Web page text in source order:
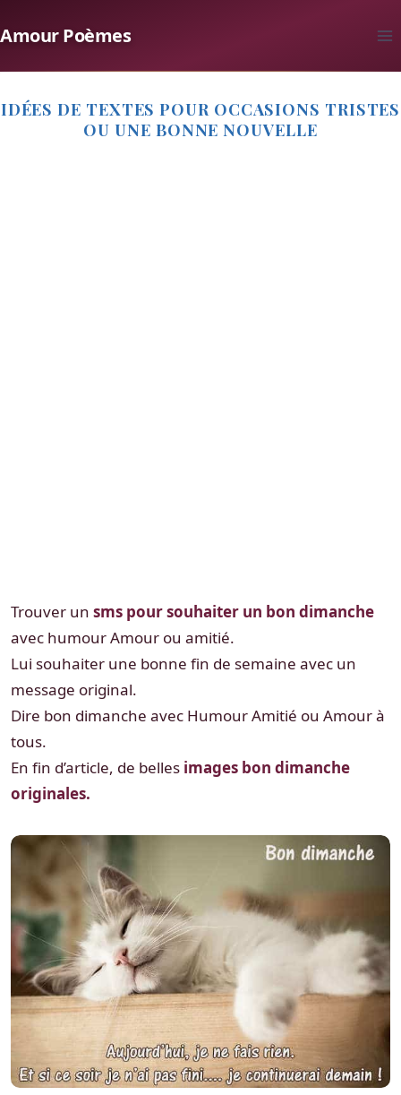
au
Amour Poèmes
IDÉES DE TEXTES POUR OCCASIONS TRISTES
OU UNE BONNE NOUVELLE
Trouver un sms pour souhaiter un bon dimanche
avec humour Amour ou amitié.
Lui souhaiter une bonne fin de semaine avec un
message original.
Dire bon dimanche avec Humour Amitié ou Amour à
tous.
En fin d’article, de belles images bon dimanche
originales.